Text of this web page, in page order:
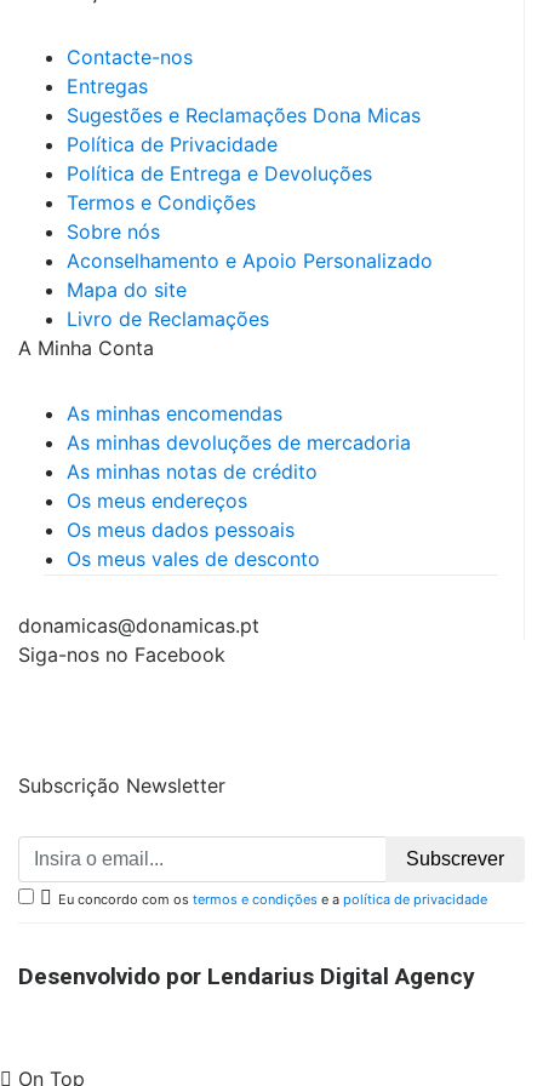
Contacte-nos
Entregas
Sugestões e Reclamações Dona Micas
Política de Privacidade
Política de Entrega e Devoluções
Termos e Condições
Sobre nós
Aconselhamento e Apoio Personalizado
Mapa do site
Livro de Reclamações
A Minha Conta
As minhas encomendas
As minhas devoluções de mercadoria
As minhas notas de crédito
Os meus endereços
Os meus dados pessoais
Os meus vales de desconto
donamicas@donamicas.pt
Siga-nos no Facebook
Subscrição Newsletter
Subscrever
 Eu concordo com os termos e condições e a política de privacidade
Desenvolvido por Lendarius Digital Agency
On Top